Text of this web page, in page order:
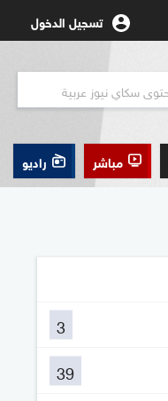
تسجيل الدخول
مباشر راديو
3
39